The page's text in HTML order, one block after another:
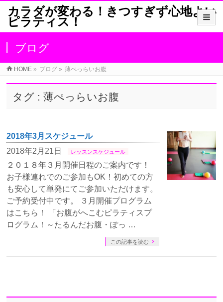
カラダが変わる！きつすぎず心地よい
ピラティス！
ブログ
HOME » ブログ » 薄ぺっらいお腹
タグ : 薄ぺっらいお腹
2018年3月スケジュール
2018年2月21日
レッスンスケジュール
２０１８年３月開催日程のご案内です！
お子様連れでのご参加もOK！初めての方
も安心して単発にてご参加いただけます。
ご予約受付中です。 ３月開催プログラム
はこちら！ 「お腹がへこむピラティスプ
ログラム！～たるんだお腹・ぽっ …
この記事を読む